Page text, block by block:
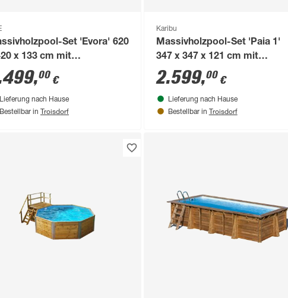
Set 'Evora' 620
x 133 cm mit
Holzleiter und
,00 €
Lieferung nach Hause
Bestellbar in Troisdorf
Karibu
Massivholzpool-Set 'Paia 1'
347 x 347 x 121 cm mit
Innenhülle blau, Filteranlage
2.599,00€
Lieferung nach Hause
Bestellbar in Troisdorf